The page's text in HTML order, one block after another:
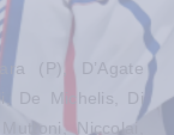
(P), D’Agate
De Michelis, Di
Niccolai,